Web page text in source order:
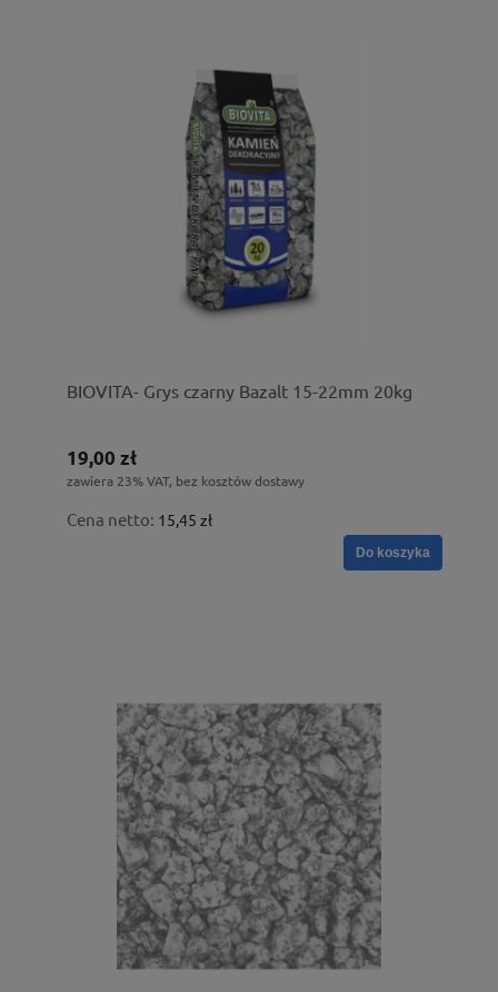
BIOVITA- Grys czarny Bazalt 15-22mm 20kg
19,00 zł
zawiera 23% VAT, bez kosztów dostawy
Cena netto: 15,45 zł
Do koszyka